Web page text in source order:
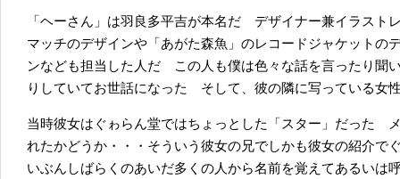
「ヘーさん」は羽良多平吉が本名だ デザイナー兼イラスト
マッチのデザインや「あがた森魚」のレコードジャケットの
ンなども担当した人だ この人も僕は色々な話を言ったり聞
りしていてお世話になった そして、彼の隣に写っている女
当時彼女はぐゎらん堂ではちょっとした「スター」だった
れたかどうか・・・そういう彼女の兄でしかも彼女の紹介で
いぶんしばらくのあいだ多くの人から名前を覚えてあるいは